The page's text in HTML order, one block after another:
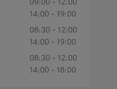
14:00 - 19:00
08:30 - 12:00
14:00 - 19:00
08:30 - 12:00
14:00 - 18:00